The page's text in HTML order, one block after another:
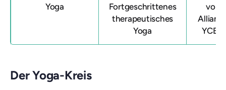
Yoga
Fortgeschrittenes
therapeutisches
Yoga
von
YCB
Der Yoga-Kreis